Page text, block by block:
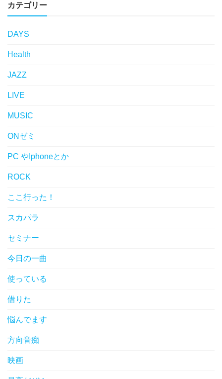
カテゴリー
DAYS
Health
JAZZ
LIVE
MUSIC
ONゼミ
PC やIphoneとか
ROCK
ここ行った！
スカパラ
セミナー
今日の一曲
使っている
借りた
悩んでます
方向音痴
映画